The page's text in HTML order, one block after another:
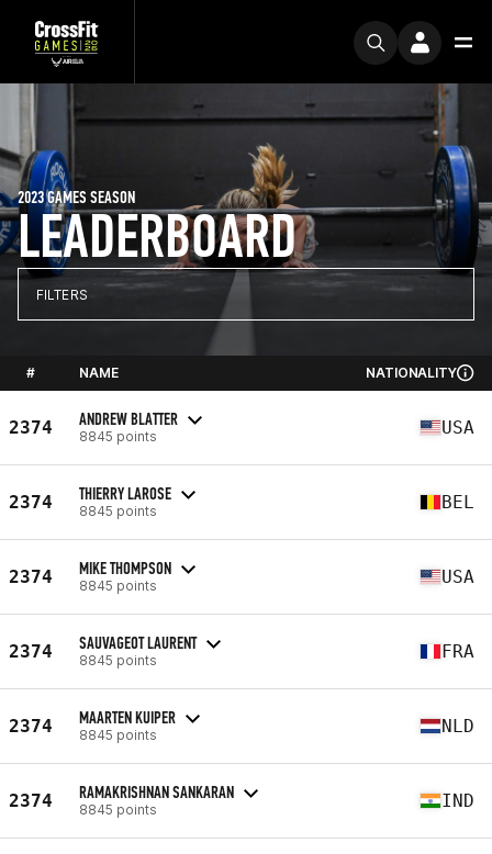
LEADERBOARD
2023 GAMES SEASON
FILTERS
# NAME NATIONALITY
2374 ANDREW BLATTER
8845 points USA
2374 THIERRY LAROSE
8845 points BEL
2374 MIKE THOMPSON
8845 points USA
2374 SAUVAGEOT LAURENT
8845 points FRA
2374 MAARTEN KUIPER
8845 points NLD
2374 RAMAKRISHNAN SANKARAN
8845 points IND